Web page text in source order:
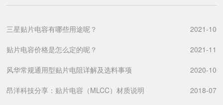
三星贴片电容有哪些用途呢？ 2021-10
贴片电容价格是怎么定的呢？ 2021-11
风华常规通用型贴片电阻详解及选料事项 2020-10
昂洋科技分享：贴片电容（MLCC）材质说明 2018-07